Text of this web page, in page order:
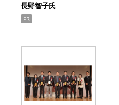
長野智子氏
PR